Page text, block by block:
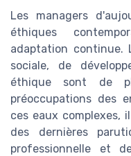
Les managers
éthiques
adaptation continue.
sociale, de
éthique sont de
préoccupations des
ces eaux complexes,
des dernières
professionnelle et